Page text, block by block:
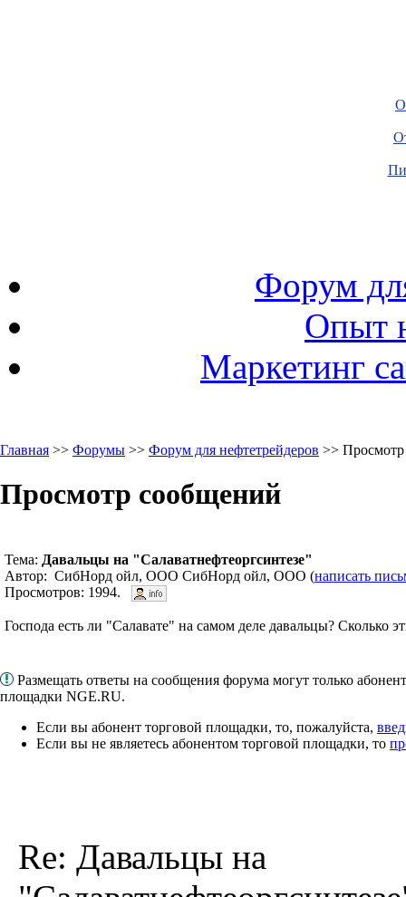
Форум
Опыт
Маркетинг
Главная >> Форумы >> Форум для нефтетрейдеров >>
Просмотр сообщений
Тема: Давальцы на "Салаватнефтеоргсинтезе"
Автор: СибНорд ойл, ООО СибНорд ойл, ООО (написать
Просмотров: 1994.
Господа есть ли "Салавате" на самом деле давальцы? Сколько
Размещать ответы на сообщения форума могут только
площадки NGE.RU.
Если вы абонент торговой площадки, то, пожалуйста,
Если вы не являетесь абонентом торговой площадки, то
Re: Давальцы на